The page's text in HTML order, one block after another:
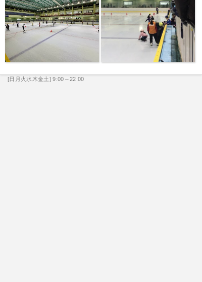
[日月火水木金土] 9:00～22:00